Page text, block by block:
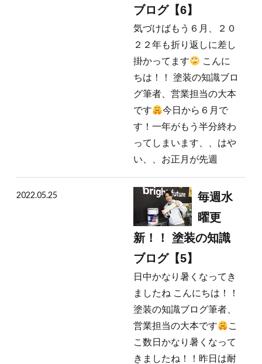
ブログ【6】
気づけばもう６月、２０
２２年も折り返しに差し
掛かってます
こんに
ちは！！ 塗装の知識ブロ
グ筆者、営業担当の大本
です
今日から６月で
す！一年がもう半分終わ
ってしまいます、、はや
い、、お正月が先週
2022.05.25
毎週水
曜更
新！！ 塗装の知識
ブログ【5】
日中かなり暑くなってき
ましたね こんにちは！！
塗装の知識ブログ筆者、
営業担当の大本です
こ
こ数日かなり暑くなって
きましたね！！昨日は耐